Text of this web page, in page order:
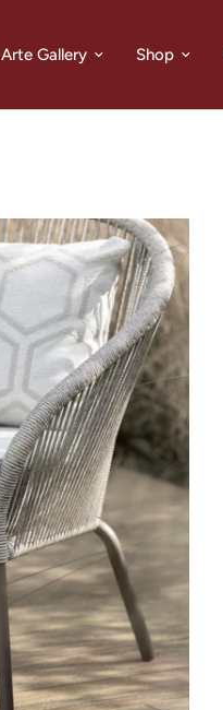
Arte Gallery Shop